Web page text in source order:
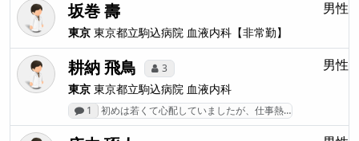
坂巻 壽
東京 東京都立駒込病院 血液内科【非常勤】
男性
耕納 飛鳥 3
東京 東京都立駒込病院 血液内科
1 初めは若くて心配していましたが、仕事熱…
男性